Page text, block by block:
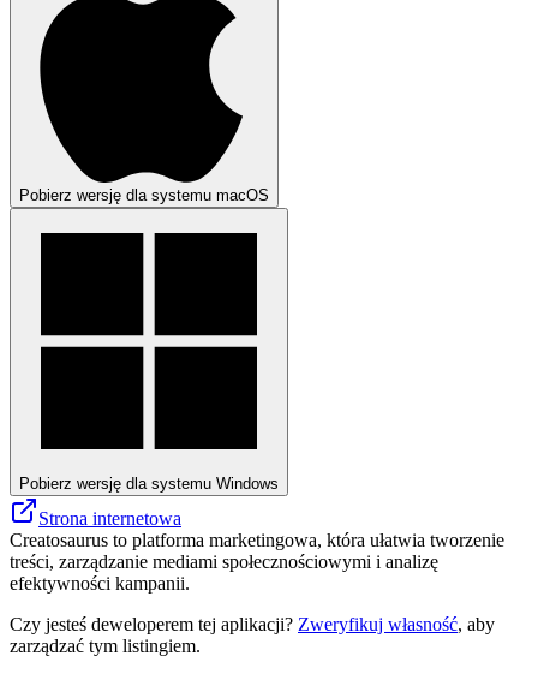
Pobierz wersję dla systemu macOS
Pobierz wersję dla systemu Windows
Strona internetowa
Creatosaurus to platforma marketingowa, która ułatwia tworzenie
treści, zarządzanie mediami społecznościowymi i analizę
efektywności kampanii.
Czy jesteś deweloperem tej aplikacji? Zweryfikuj własność, aby
zarządzać tym listingiem.